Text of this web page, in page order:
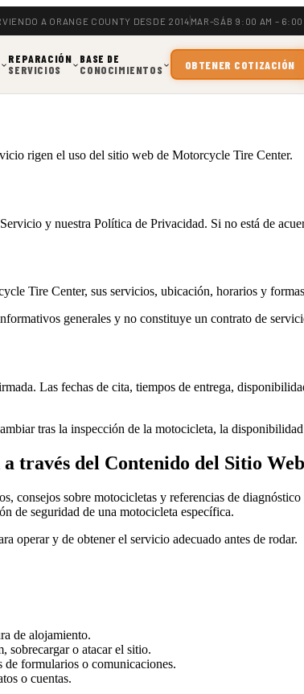
A ORANGE COUNTY DESDE 2014 MAR–SÁB 9:00 AM – 6:00
REPARACIÓN
SERVICIOS
BASE DE
CONOCIMIENTOS
OBTENER COTIZACIÓN
rigen el uso del sitio web de Motorcycle Tire Center.
y nuestra Política de Privacidad. Si no está de
Tire Center, sus servicios, ubicación, horarios y
generales y no constituye un contrato de
Las fechas de cita, tiempos de entrega,
tras la inspección de la motocicleta, la
través del Contenido del Sitio Web
consejos sobre motocicletas y referencias de
de seguridad de una motocicleta específica.
operar y de obtener el servicio adecuado antes de rodar.
de alojamiento.
sobrecargar o atacar el sitio.
formularios o comunicaciones.
o cuentas.